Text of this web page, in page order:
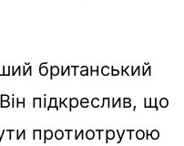
британський
підкреслив, що
протиотрутою